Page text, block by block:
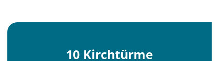
10 Kirchtürme